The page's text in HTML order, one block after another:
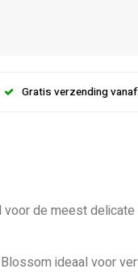
Gratis verzending
de meest delicate
ideaal voor